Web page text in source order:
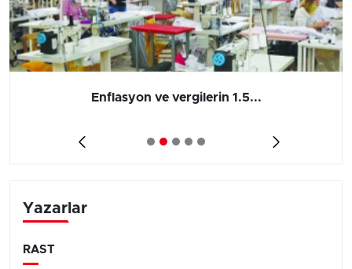
Enflasyon ve vergilerin 1.5...
Yazarlar
RAST